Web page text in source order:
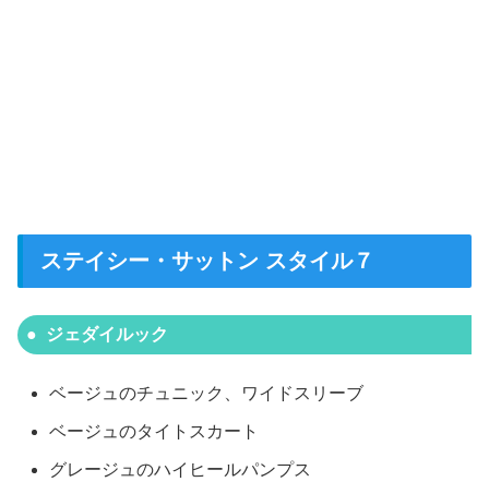
ステイシー・サットン スタイル７
ジェダイルック
ベージュのチュニック、ワイドスリーブ
ベージュのタイトスカート
グレージュのハイヒールパンプス